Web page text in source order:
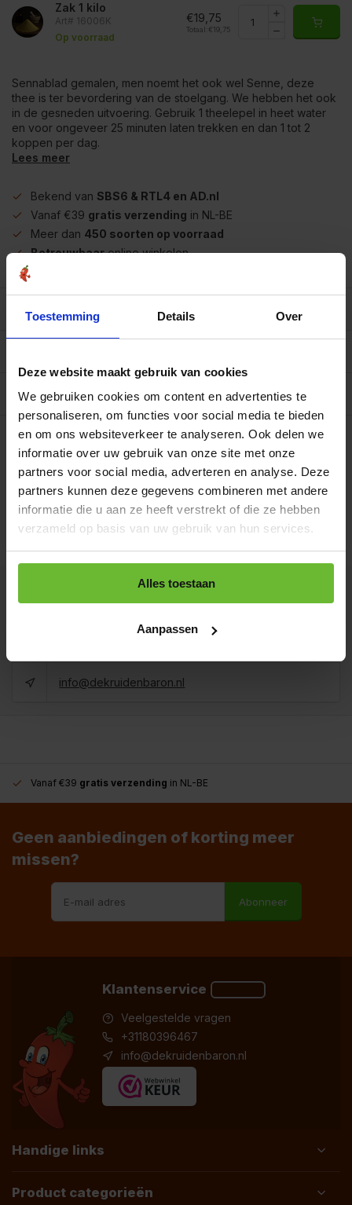
Toestemming Details Over
Deze website maakt gebruik van cookies
We gebruiken cookies om content en advertenties te
personaliseren, om functies voor social media te bieden
en om ons websiteverkeer te analyseren. Ook delen we
informatie over uw gebruik van onze site met onze
partners voor social media, adverteren en analyse. Deze
partners kunnen deze gegevens combineren met andere
informatie die u aan ze heeft verstrekt of die ze hebben
verzameld op basis van uw gebruik van hun services.
Alles toestaan
Aanpassen
Zak 1 kilo
Art# 16006K
Op voorraad
€19,75
Totaal: €19,75
Sennablad gemalen, men noemt het ook wel Senne, deze
thee is ter bevordering van de stoelgang. We hebben het ook
in de gesneden uitvoering. Gebruik 1 theelepel in heet water
en voor ongeveer 25 minuten laten trekken en dan 1 tot 2
koppen per dag.
Lees meer
Bekend van SBS6 & RTL4 en AD.nl
Vanaf €39 gratis verzending in NL-BE
Meer dan 450 soorten op voorraad
Betrouwbaaronline winkelen
Beschrijving
Allergenen/voedingswaarden per 100 gram
Op werkdagen voor 15.00 uur besteld, dezelfde dag
verzonden.
Strooibus 150 gram
Art# 16006Z
Op voorraad
€5,75
Zak 1 kilo
Art# 16006K
Op voorraad
€19,75
info@dekruidenbaron.nl
Vanaf €39 gratis verzending in NL-BE
Geen aanbiedingen of korting meer
missen?
Abonneer
Klantenservice
Veelgestelde vragen
+31180396467
info@dekruidenbaron.nl
Handige links
Product categorieën